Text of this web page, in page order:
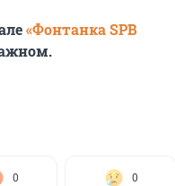
«Фонтанка SPB
0 0